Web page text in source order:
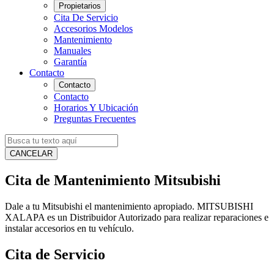
Propietarios
Cita De Servicio
Accesorios Modelos
Mantenimiento
Manuales
Garantía
Contacto
Contacto
Contacto
Horarios Y Ubicación
Preguntas Frecuentes
CANCELAR
Cita de Mantenimiento Mitsubishi
Dale a tu Mitsubishi el mantenimiento apropiado. MITSUBISHI
XALAPA es un Distribuidor Autorizado para realizar reparaciones e
instalar accesorios en tu vehículo.
Cita de Servicio